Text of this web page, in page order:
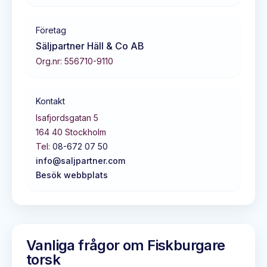
Företag
Säljpartner Häll & Co AB
Org.nr: 556710-9110
Kontakt
Isafjordsgatan 5
164 40 Stockholm
Tel: 08-672 07 50
info@saljpartner.com
Besök webbplats
Vanliga frågor om Fiskburgare
torsk